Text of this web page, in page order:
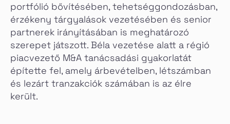
portfólió bővítésében, tehetséggondozásban,
érzékeny tárgyalások vezetésében és senior
partnerek irányításában is meghatározó
szerepet játszott. Béla vezetése alatt a régió
piacvezető M&A tanácsadási gyakorlatát
építette fel, amely árbevételben, létszámban
és lezárt tranzakciók számában is az élre
került.